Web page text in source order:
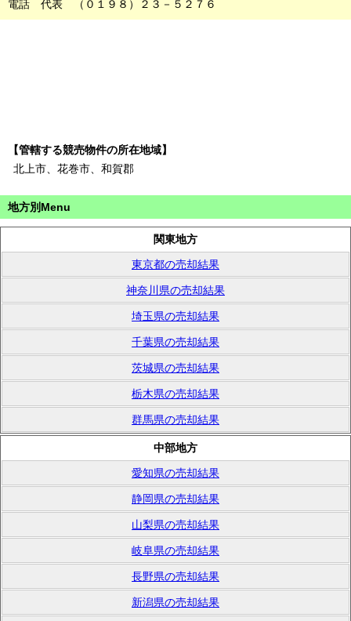
電話 代表 （０１９８）２３－５２７６
【管轄する競売物件の所在地域】
北上市、花巻市、和賀郡
地方別Menu
関東地方
東京都の売却結果
神奈川県の売却結果
埼玉県の売却結果
千葉県の売却結果
茨城県の売却結果
栃木県の売却結果
群馬県の売却結果
中部地方
愛知県の売却結果
静岡県の売却結果
山梨県の売却結果
岐阜県の売却結果
長野県の売却結果
新潟県の売却結果